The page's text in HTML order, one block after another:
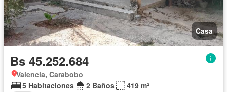
Casa
Bs 45.252.684
Valencia, Carabobo
5 Habitaciones
2 Baños
419 m²